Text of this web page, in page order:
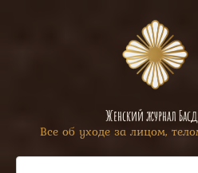
Женский журнал
Все об уходе за лицом,
Поиск: